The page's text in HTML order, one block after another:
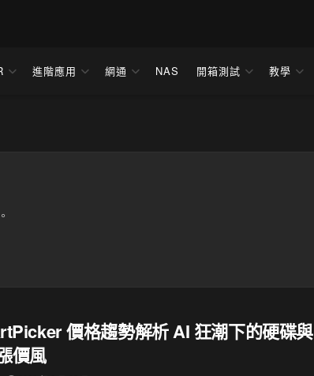
進階應用 網通 NAS 開箱測試 教學
價格趨勢解析 AI 狂潮下的硬碟與
價風